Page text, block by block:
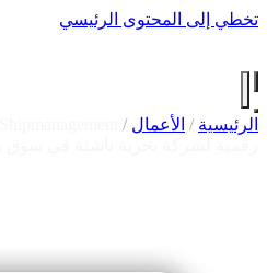
تخطي إلى المحتوى الرئيسي
الرئيسية / الأعمال /